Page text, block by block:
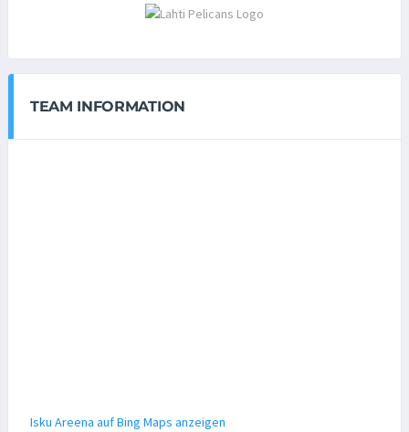
TEAM INFORMATION
Isku Areena auf Bing Maps anzeigen